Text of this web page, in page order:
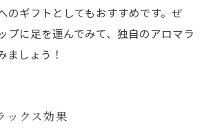
のギフトとしてもおすすめです。ぜ
プに足を運んでみて、独自のアロマラ
ましょう！
ックス効果